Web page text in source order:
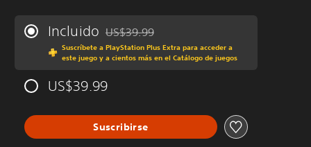
Incluido Rebajado del precio original de US$39.99
US$39.99
Suscríbete a PlayStation Plus Extra para acceder a
este juego y a cientos más en el Catálogo de juegos
US$39.99
Suscribirse